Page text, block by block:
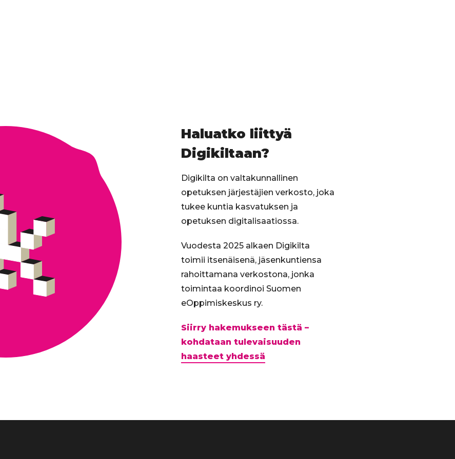
Haluatko liittyä
Digikiltaan?
Digikilta on valtakunnallinen
opetuksen järjestäjien verkosto, joka
tukee kuntia kasvatuksen ja
opetuksen digitalisaatiossa.
Vuodesta 2025 alkaen Digikilta
toimii itsenäisenä, jäsenkuntiensa
rahoittamana verkostona, jonka
toimintaa koordinoi Suomen
eOppimiskeskus ry.
Siirry hakemukseen tästä –
kohdataan tulevaisuuden
haasteet yhdessä